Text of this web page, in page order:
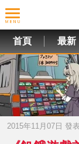
首頁 最新
2015年11月07日 發